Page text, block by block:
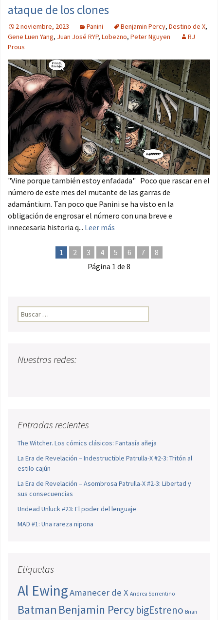
ataque de los clones
2 noviembre, 2023 Panini Benjamin Percy, Destino de X,
Gene Luen Yang, Juan José RYP, Lobezno, Peter Nguyen
RJ
Prous
"Vine porque también estoy enfadada" Poco que rascar en el
número de este mes del mutante de las garras de
adamántium. Tan poco que Panini se ha visto en la
obligación de engrosar el número con una breve e
innecesaria historia q... Leer más
1 2 3 4 5 6 7
8
Página 1 de 8
Buscar:
Nuestras redes:
Entradas recientes
The Witcher. Los cómics clásicos: Fantasía añeja
La Era de Revelación – Indestructible Patrulla-X #2-3: Tritón al
estilo cajún
La Era de Revelación – Asombrosa Patrulla-X #2-3: Libertad y
sus consecuencias
Undead Unluck #23: El poder del lenguaje
MAD #1: Una rareza nipona
Etiquetas
Al EwingAmanecer de X Andrea Sorrentino
Batman Benjamin PercybigEstreno Brian